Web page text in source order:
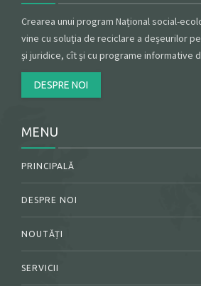
Crearea unui program Național social-
vine cu soluția de reciclare a deșeurilor
și juridice, cît și cu programe informative
DESPRE NOI
MENU
PRINCIPALĂ
DESPRE NOI
NOUTĂȚI
SERVICII